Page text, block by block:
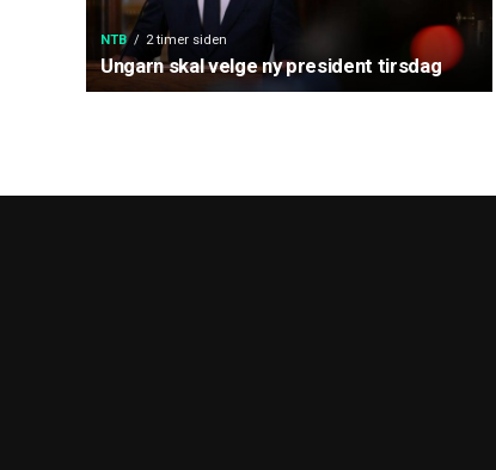
NTB 2 timer siden
Ungarn skal velge ny president tirsdag